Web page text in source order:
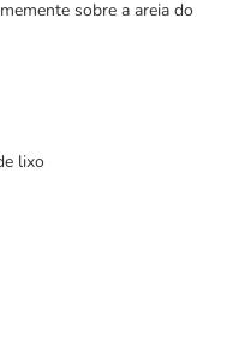
sobre a areia do
lixo